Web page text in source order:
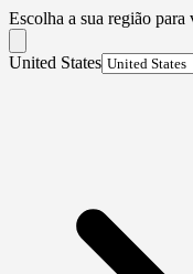
Escolha a sua região
United States